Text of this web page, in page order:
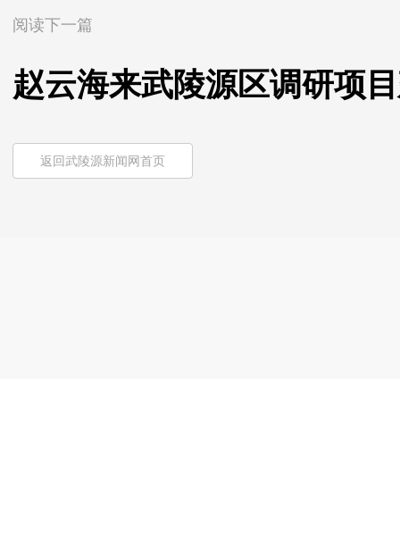
阅读下一篇
赵云海来武陵源区调研项
返回武陵源新闻网首页